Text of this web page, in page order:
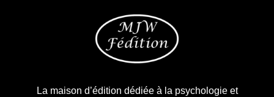
La maison d’édition dédiée à la psychologie et